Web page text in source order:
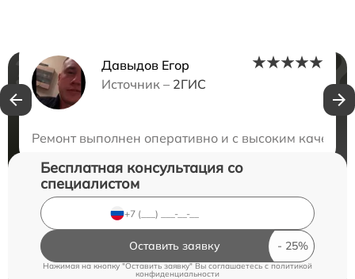
Давыдов Егор
Источник – 2ГИС
Ремонт выполнен оперативно и с высоким
Нужна консультация?
Бесплатная консультация со
специалистом
Оставить заявку
Нажимая на кнопку "Оставить заявку" Вы соглашаетесь cполитикой
конфиденциальности